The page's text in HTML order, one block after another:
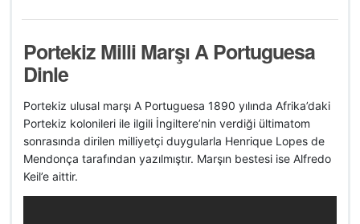
Portekiz Milli Marşı A Portuguesa
Dinle
Portekiz ulusal marşı A Portuguesa 1890 yılında Afrika’daki
Portekiz kolonileri ile ilgili İngiltere’nin verdiği ültimatom
sonrasında dirilen milliyetçi duygularla Henrique Lopes de
Mendonça tarafından yazılmıştır. Marşın bestesi ise Alfredo
Keil’e aittir.